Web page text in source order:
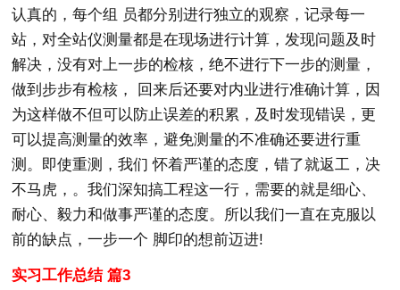
认真的，每个组 员都分别进行独立的观察，记录每一
站，对全站仪测量都是在现场进行计算，发现问题及时
解决，没有对上一步的检核，绝不进行下一步的测量，
做到步步有检核， 回来后还要对内业进行准确计算，因
为这样做不但可以防止误差的积累，及时发现错误，更
可以提高测量的效率，避免测量的不准确还要进行重
测。即使重测，我们 怀着严谨的态度，错了就返工，决
不马虎，。我们深知搞工程这一行，需要的就是细心、
耐心、毅力和做事严谨的态度。所以我们一直在克服以
前的缺点，一步一个 脚印的想前迈进!
实习工作总结 篇3